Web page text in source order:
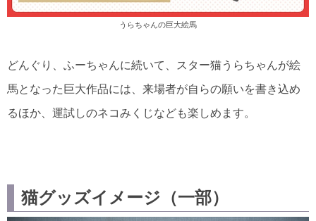
うらちゃんの巨大絵馬
どんぐり、ふーちゃんに続いて、スター猫うらちゃんが絵
馬となった巨大作品には、来場者が自らの願いを書き込め
るほか、運試しのネコみくじなども楽しめます。
猫グッズイメージ（一部）